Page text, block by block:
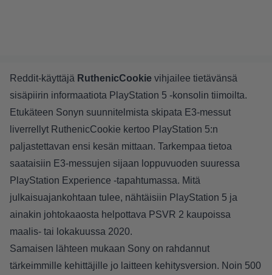
Reddit-käyttäjä RuthenicCookie vihjailee tietävänsä
sisäpiirin informaatiota PlayStation 5 -konsolin tiimoilta.
Etukäteen Sonyn suunnitelmista skipata E3-messut
liverrellyt RuthenicCookie kertoo PlayStation 5:n
paljastettavan ensi kesän mittaan. Tarkempaa tietoa
saataisiin E3-messujen sijaan loppuvuoden suuressa
PlayStation Experience -tapahtumassa. Mitä
julkaisuajankohtaan tulee, nähtäisiin PlayStation 5 ja
ainakin johtokaaosta helpottava PSVR 2 kaupoissa
maalis- tai lokakuussa 2020.
Samaisen lähteen mukaan Sony on rahdannut
tärkeimmille kehittäjille jo laitteen kehitysversion. Noin 500